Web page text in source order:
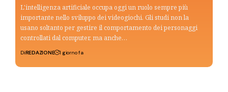
L'intelligenza artificiale occupa oggi un ruolo sempre più
importante nello sviluppo dei videogiochi. Gli studi non la
usano soltanto per gestire il comportamento dei personaggi
controllati dal computer, ma anche…
DiREDAZIONE 1 giorno fa